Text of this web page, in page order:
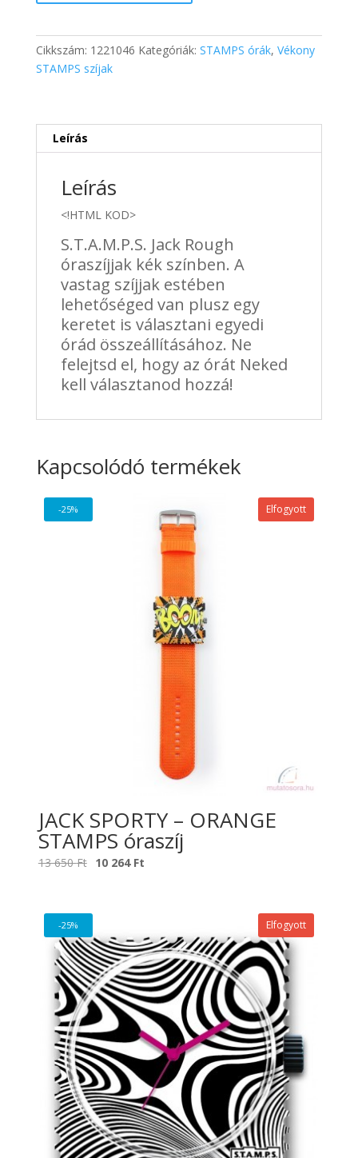
-
STAMPS
óraszíj
Cikkszám: 1221046 Kategóriák: STAMPS órák, Vékony
STAMPS szíjak
Leírás
Leírás
<!HTML KOD>
S.T.A.M.P.S. Jack Rough
óraszíjjak kék színben. A
vastag szíjjak estében
lehetőséged van plusz egy
keretet is választani egyedi
órád összeállításához. Ne
felejtsd el, hogy az órát Neked
kell választanod hozzá!
Kapcsolódó termékek
-25% Elfogyott
JACK SPORTY – ORANGE
STAMPS óraszíj
13 650Ft Original
13
650 Ft.
10 264 Ft
264 Ft.
-25% Elfogyott